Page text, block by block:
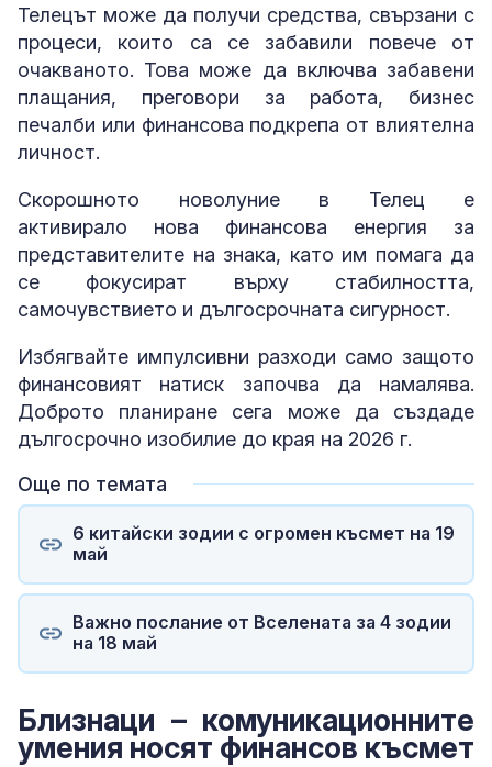
Телецът може да получи средства, свързани с
процеси, които са се забавили повече от
очакваното. Това може да включва забавени
плащания, преговори за работа, бизнес
печалби или финансова подкрепа от влиятелна
личност.
Скорошното новолуние в Телец е
активирало нова финансова енергия за
представителите на знака, като им помага да
се фокусират върху стабилността,
самочувствието и дългосрочната сигурност.
Избягвайте импулсивни разходи само защото
финансовият натиск започва да намалява.
Доброто планиране сега може да създаде
дългосрочно изобилие до края на 2026 г.
Още по темата
6 китайски зодии с огромен късмет на 19
май
Важно послание от Вселената за 4 зодии
на 18 май
Близнаци – комуникационните
умения носят финансов късмет